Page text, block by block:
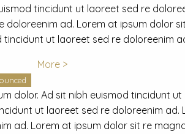
tincidunt ut laoreet sed re
ad. Lorem at ipsum dolor
tincidunt ut laoreet sed re doloreenim
More >
dolor. Ad sit nibh euismod tincidunt
ut laoreet sed re doloreenim
ad. Lorem at ipsum dolor sit re